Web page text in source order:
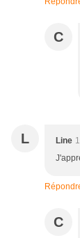
C
L Line
C